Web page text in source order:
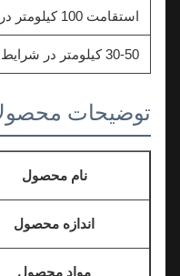
استقامت 100 کیلومتر در شرایط جاده خوب است.
30-50 کیلومتر در شرایط جاده ای شدید.
توضیحات محصولات
نام محصول
اندازه محصول
مواد محصول